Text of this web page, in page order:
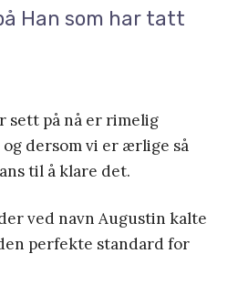
Han som har tatt
sett på nå er rimelig
dersom vi er ærlige så
til å klare det.
ved navn Augustin kalte
perfekte standard for